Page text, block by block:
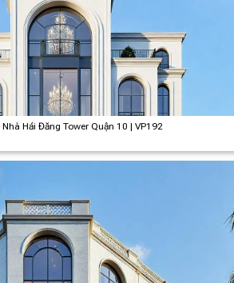
Nhà Hải Đăng Tower Quận 10 | VP192